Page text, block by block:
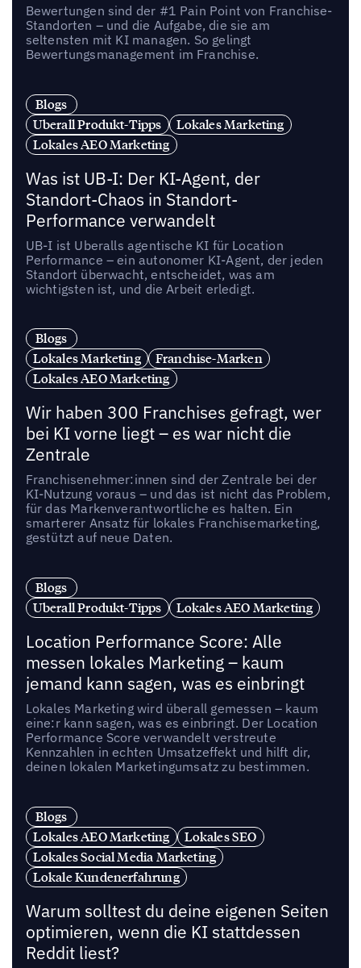
Bewertungen sind der #1 Pain Point von Franchise-
Standorten – und die Aufgabe, die sie am
seltensten mit KI managen. So gelingt
Bewertungsmanagement im Franchise.
Blogs
Uberall Produkt-Tipps
Lokales Marketing
Lokales AEO Marketing
Was ist UB-I: Der KI-Agent, der
Standort-Chaos in Standort-
Performance verwandelt
UB-I ist Uberalls agentische KI für Location
Performance – ein autonomer KI-Agent, der jeden
Standort überwacht, entscheidet, was am
wichtigsten ist, und die Arbeit erledigt.
Blogs
Lokales Marketing
Franchise-Marken
Lokales AEO Marketing
Wir haben 300 Franchises gefragt, wer
bei KI vorne liegt – es war nicht die
Zentrale
Franchisenehmer:innen sind der Zentrale bei der
KI-Nutzung voraus – und das ist nicht das Problem,
für das Markenverantwortliche es halten. Ein
smarterer Ansatz für lokales Franchisemarketing,
gestützt auf neue Daten.
Blogs
Uberall Produkt-Tipps
Lokales AEO Marketing
Location Performance Score: Alle
messen lokales Marketing – kaum
jemand kann sagen, was es einbringt
Lokales Marketing wird überall gemessen – kaum
eine:r kann sagen, was es einbringt. Der Location
Performance Score verwandelt verstreute
Kennzahlen in echten Umsatzeffekt und hilft dir,
deinen lokalen Marketingumsatz zu bestimmen.
Blogs
Lokales AEO Marketing
Lokales SEO
Lokales Social Media Marketing
Lokale Kundenerfahrung
Warum solltest du deine eigenen Seiten
optimieren, wenn die KI stattdessen
Reddit liest?